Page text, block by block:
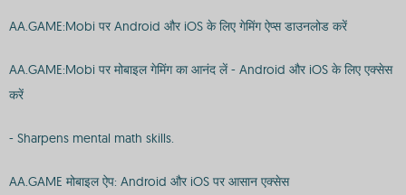
AA.GAME:Mobi पर Android और iOS के लिए गेमिंग ऐप्स डाउनलोड करें
AA.GAME:Mobi पर मोबाइल गेमिंग का आनंद लें - Android और iOS के लिए एक्सेस
करें
- Sharpens mental math skills.
AA.GAME मोबाइल ऐप: Android और iOS पर आसान एक्सेस